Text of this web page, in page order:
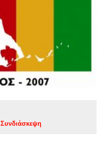
Συνδιάσκεψη